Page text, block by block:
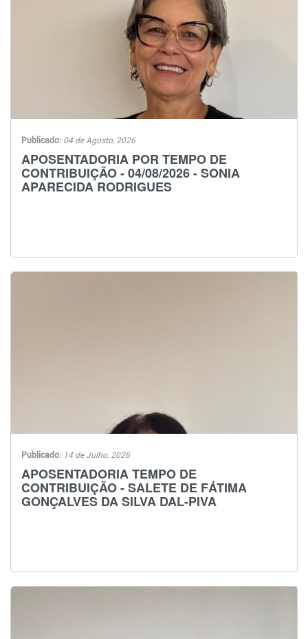
Publicado: 04 de Agosto, 2026
APOSENTADORIA POR TEMPO DE
CONTRIBUIÇÃO - 04/08/2026 - SONIA
APARECIDA RODRIGUES
Publicado: 14 de Julho, 2026
APOSENTADORIA TEMPO DE
CONTRIBUIÇÃO - SALETE DE FÁTIMA
GONÇALVES DA SILVA DAL-PIVA